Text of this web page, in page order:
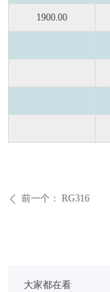
大家都在看
ꄴ 前一个： RG316
1900.00